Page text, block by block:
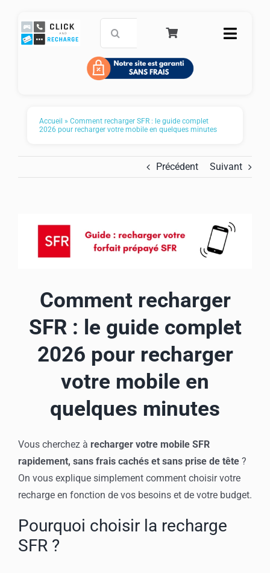
contenu
Toggle
Accueil
Recharge mobile
Service Clients
Panier
Accueil » Comment recharger SFR : le guide complet
2026 pour recharger votre mobile en quelques minutes
Précédent Suivant
Comment recharger
SFR : le guide complet
2026 pour recharger
votre mobile en
quelques minutes
Vous cherchez à recharger votre mobile SFR
rapidement, sans frais cachés et sans prise de tête ?
On vous explique simplement comment choisir votre
recharge en fonction de vos besoins et de votre budget.
Pourquoi choisir la recharge
SFR ?